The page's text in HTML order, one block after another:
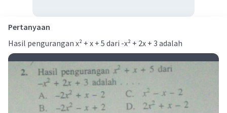
Pertanyaan
Hasil pengurangan x² + x + 5 dari -x² + 2x + 3 adalah